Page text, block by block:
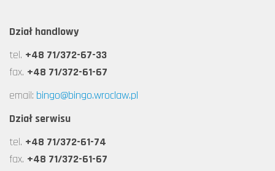
Dział handlowy
tel. +48 71/372-67-33
fax. +48 71/372-61-67
email: bingo@bingo.wroclaw.pl
Dział serwisu
tel. +48 71/372-61-74
fax. +48 71/372-61-67